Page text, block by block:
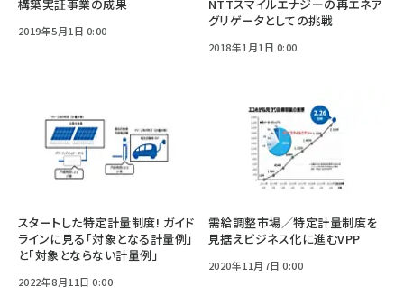
構築実証事業の成果
2019年5月1日 0:00
NTTスマイルエナジーの再エネア
グリゲータとしての挑戦
2018年1月1日 0:00
スタートした特定計量制度! ガイド
ラインに見る「対象となる計量例」
と「対象とならない計量例」
2022年8月11日 0:00
需給調整市場／特定計量制度を
見据えビジネス化に進むVPP
2020年11月7日 0:00